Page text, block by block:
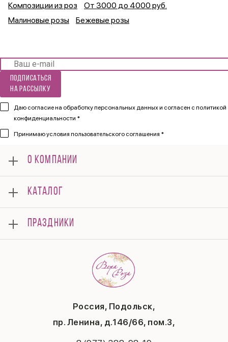
Композиции из роз
От 3000 до 4000 руб.
Малиновые розы
Бежевые розы
Подписаться
на рассылку
Даю согласие на обработку персональных данных и согласен с политикой
конфиденциальности *
Принимаюусловия пользовательского соглашения *
Россия, Подольск,
пр. Ленина, д.146/66, пом.3,
О КОМПАНИИ
Мероприятия
Корпоративным клиентам
Оплата
Доставка
Отзывы
Политика конфиденциальности
КАТАЛОГ
Композиции
Подарки
ПРАЗДНИКИ
Последний звонок